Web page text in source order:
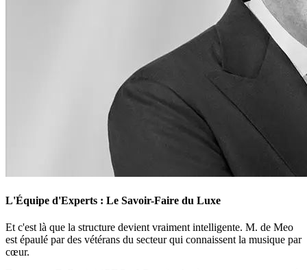
L'Équipe d'Experts : Le Savoir-Faire du Luxe
Et c'est là que la structure devient vraiment intelligente. M. de Meo
est épaulé par des vétérans du secteur qui connaissent la musique par
cœur.